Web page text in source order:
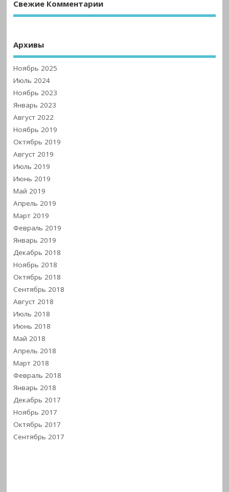
Свежие Комментарии
Архивы
Ноябрь 2025
Июль 2024
Ноябрь 2023
Январь 2023
Август 2022
Ноябрь 2019
Октябрь 2019
Август 2019
Июль 2019
Июнь 2019
Май 2019
Апрель 2019
Март 2019
Февраль 2019
Январь 2019
Декабрь 2018
Ноябрь 2018
Октябрь 2018
Сентябрь 2018
Август 2018
Июль 2018
Июнь 2018
Май 2018
Апрель 2018
Март 2018
Февраль 2018
Январь 2018
Декабрь 2017
Ноябрь 2017
Октябрь 2017
Сентябрь 2017